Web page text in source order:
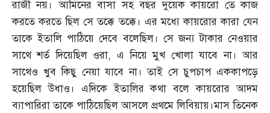
রাজী নয়। আমিনের বাসা সহ বছর দুয়েক কায়রো তে কাজ
করতে করতে ছিল সে তক্কে তক্কে। এর মধ্যে কায়রোর কারা যেন
তাকে ইতালি পাঠিয়ে দেবে বলেছিল। সে জন্য টাকার নেওয়ার
সাথে শর্ত দিয়েছিল ওরা, এ নিয়ে মুখ খোলা যাবে না। আর
সাথেও খুব কিছু নেয়া যাবে না। তাই সে চুপচাপ এককাপড়ে
হয়েছিল উধাও। এদিকে ইতালির কথা বলে কায়রোর আদম
ব্যাপারিরা তাকে পাঠিয়েছিল আসলে প্রথমে লিবিয়ায়।মাস তিনেক